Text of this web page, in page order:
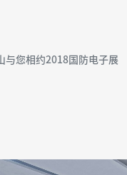
与您相约2018国防电子展